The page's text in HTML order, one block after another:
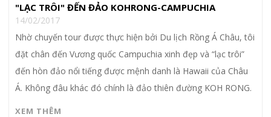
"LẠC TRÔI" ĐẾN ĐẢO KOHRONG-CAMPUCHIA
14/02/2017
Nhờ chuyến tour được thực hiện bởi Du lịch Rồng Á Châu, tôi
đặt chân đến Vương quốc Campuchia xinh đẹp và “lạc trôi”
đến hòn đảo nổi tiếng được mệnh danh là Hawaii của Châu
Á. Không đâu khác đó chính là đảo thiên đường KOH RONG.
XEM THÊM